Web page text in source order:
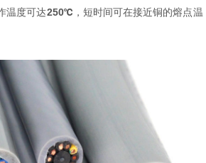
温度可达250℃ ，短时间可在接近铜的熔点温